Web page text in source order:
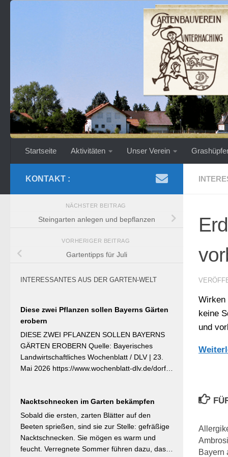
Startseite Aktivitäten Unser Verein
Wirken
keine
und
Bayern
KONTAKT :
NÄCHSTER BEITRAG
Steingarten anlegen und bepflanzen
VORHERIGER BEITRAG
Gartentipps für Juli
INTERESSANTES AUS DER GARTEN-WELT
Diese zwei Pflanzen sollen Bayerns Gärten
erobern
DIESE ZWEI PFLANZEN SOLLEN BAYERNS
GÄRTEN EROBERN Quelle: Bayerisches
Landwirtschaftliches Wochenblatt / DLV | 23.
Mai 2026 https://www.wochenblatt-dlv.de/dorf-
Bayerische Pflanze des Jahres 2026 wurde die
Calibrachoa ‚Feenstaub‘ gekürt — eine
Hängeglöckchen-Sorte mit pink-rosa
gemusterten Blüten, die ohne Ausputzen von
Frühsommer bis Herbst reich blüht und sich
Nacktschnecken im Garten bekämpfen
Sobald die ersten, zarten Blätter auf den
Beeten sprießen, sind sie zur Stelle: gefräßige
Nacktschnecken. Sie mögen es warm und
feucht. Verregnete Sommer führen dazu, dass